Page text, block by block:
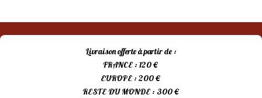
Livraison offerte à partir de :
FRANCE : 120 €
EUROPE : 200 €
RESTE DU MONDE : 300 €